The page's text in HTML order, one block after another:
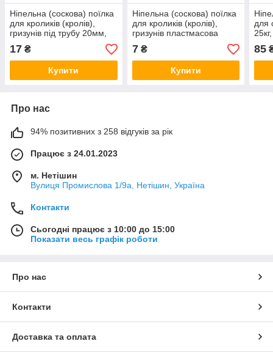
Ніпельна (соскова) поїлка
для кроликів (кролів),
гризунів під трубу 20мм,
довжина 3см
17 ₴
Купити
Ніпельна (соскова) поїлка
для кроликів (кролів),
гризунів пластмасова
7₴
Купити
для
85
Про нас
94% позитивних з 258 відгуків за рік
Працює з 24.01.2023
м. Нетішин
Вулиця Промислова 1/9а, Нетішин, Україна
Контакти
Сьогодні працює з 10:00 до 15:00
Показати весь графік роботи
Про нас
Контакти
Доставка та оплата